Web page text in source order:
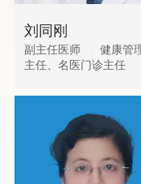
刘同刚
副主任医师
健康管
主任、名医门诊主任